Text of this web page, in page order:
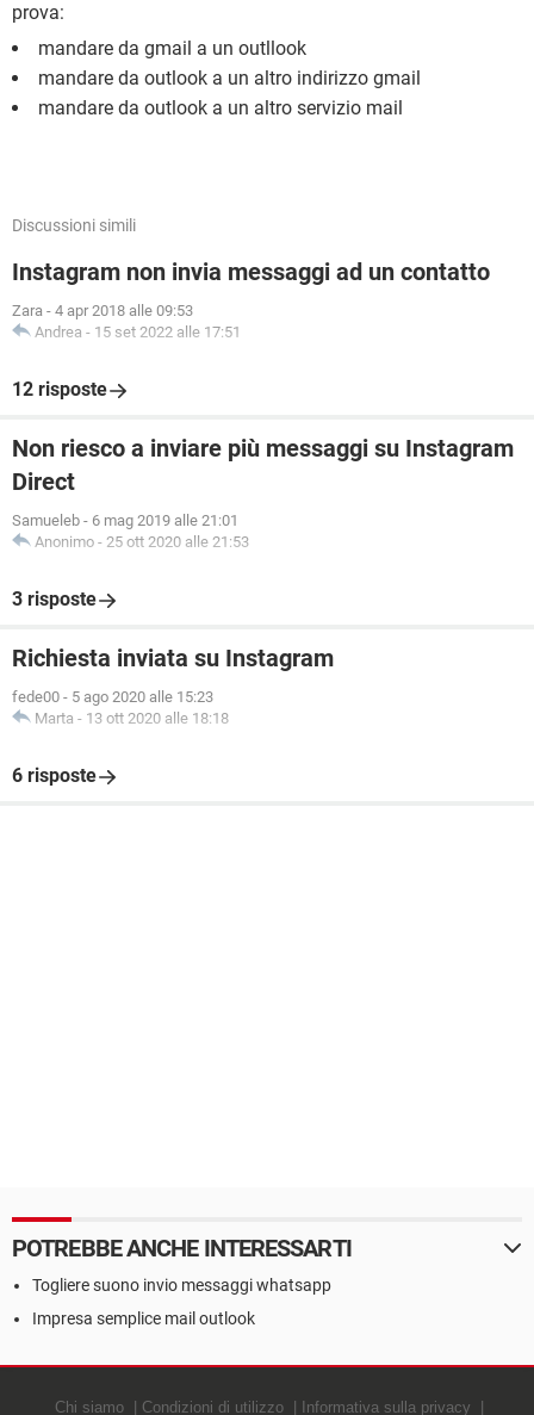
prova:
mandare da gmail a un outllook
mandare da outlook a un altro indirizzo gmail
mandare da outlook a un altro servizio mail
Discussioni simili
Instagram non invia messaggi ad un contatto
Zara - 4 apr 2018 alle 09:53
Andrea - 15 set 2022 alle 17:51
12 risposte
Non riesco a inviare più messaggi su Instagram
Direct
Samueleb - 6 mag 2019 alle 21:01
Anonimo - 25 ott 2020 alle 21:53
3 risposte
Richiesta inviata su Instagram
fede00 - 5 ago 2020 alle 15:23
Marta - 13 ott 2020 alle 18:18
6 risposte
POTREBBE ANCHE INTERESSARTI
Togliere suono invio messaggi whatsapp
Impresa semplice mail outlook
Chi siamo Condizioni di utilizzo Informativa sulla privacy